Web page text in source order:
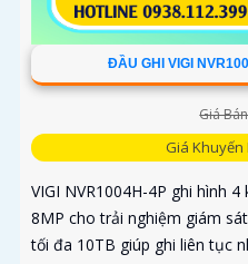
ĐẦU GHI VIGI
Giá
Giá Khuyến
VIGI NVR1004H-4P ghi hình
8MP cho trải nghiệm giám
tối đa 10TB giúp ghi liên tục